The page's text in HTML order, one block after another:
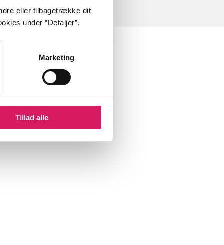
eller tilbagetrække dit
under ”Detaljer”.
Marketing
Tillad alle